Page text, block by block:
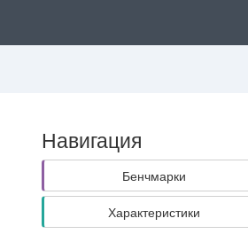
Навигация
Бенчмарки
Характеристики